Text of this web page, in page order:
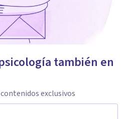
también en
exclusivos